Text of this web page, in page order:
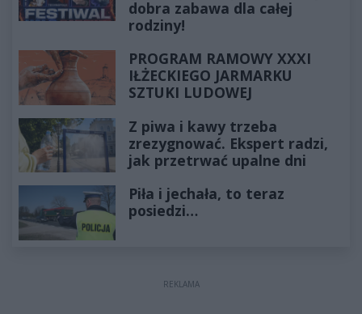
dobra zabawa dla całej
rodziny!
PROGRAM RAMOWY XXXI
IŁŻECKIEGO JARMARKU
SZTUKI LUDOWEJ
Z piwa i kawy trzeba
zrezygnować. Ekspert radzi,
jak przetrwać upalne dni
Piła i jechała, to teraz
posiedzi…
REKLAMA